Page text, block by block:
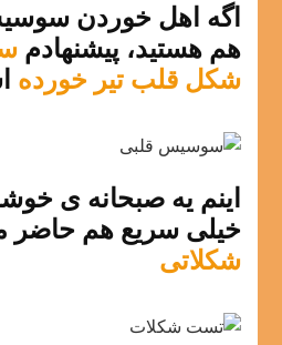
اگه اهل خوردن
هم هستید، پیشنهادم
شکل قلب تیر خورده
اینم یه صبحانه ی
خیلی سریع هم حاضر
شکلاتی